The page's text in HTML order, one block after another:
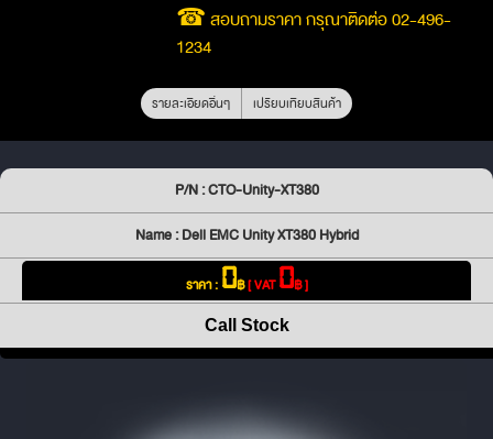
☎ สอบถามราคา กรุณาติดต่อ 02-496-
1234
รายละเอียดอื่นๆ เปรียบเทียบสินค้า
P/N : CTO-Unity-XT380
Name : Dell EMC Unity XT380 Hybrid
ราคา : 0฿[ VAT0฿ ]
Call Stock